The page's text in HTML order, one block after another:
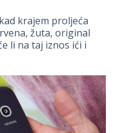
krajem proljeća
žuta, original
li na taj iznos ići i